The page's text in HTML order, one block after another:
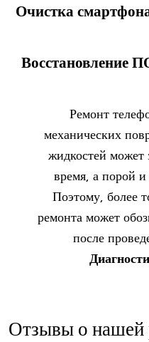
Очистка
Восстановление
Ремонт
механических
жидкостей может
время, а порой
Поэтому, более
ремонта может
после
Отзывы о нашей